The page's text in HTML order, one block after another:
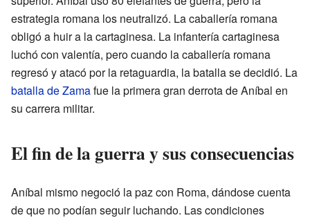
estrategia romana los neutralizó. La caballería romana
obligó a huir a la cartaginesa. La infantería cartaginesa
luchó con valentía, pero cuando la caballería romana
regresó y atacó por la retaguardia, la batalla se decidió. La
batalla de Zamafue la primera gran derrota de Aníbal en
su carrera militar.
El fin de la guerra y sus consecuencias
Aníbal mismo negoció la paz con Roma, dándose cuenta
de que no podían seguir luchando. Las condiciones